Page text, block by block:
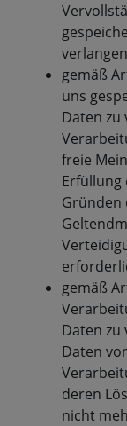
gemäß
uns
Daten zu
freie
Erfüllung
Gründen
gemäß
Daten zu
Daten
deren
nicht